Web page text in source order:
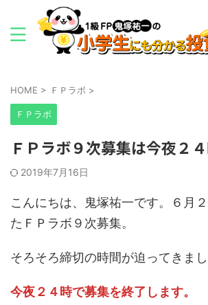
HOME > ＦＰラボ >
ＦＰラボ
ＦＰラボ９次募集は今夜２
2019年7月16日
こんにちは、鬼塚祐一です。６月
たＦＰラボ９次募集。
そろそろ締切の時間が迫ってきまし
今夜２４時で募集を終了します。